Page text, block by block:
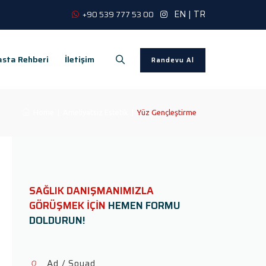
+90 539 777 53 00 EN | TR
Randevu Al
Rehberi İletişim
|Yüz Gençleştirme
SAĞLIK DANIŞMANIMIZLA
GÖRÜŞMEK İÇİN HEMEN FORMU
DOLDURUN!